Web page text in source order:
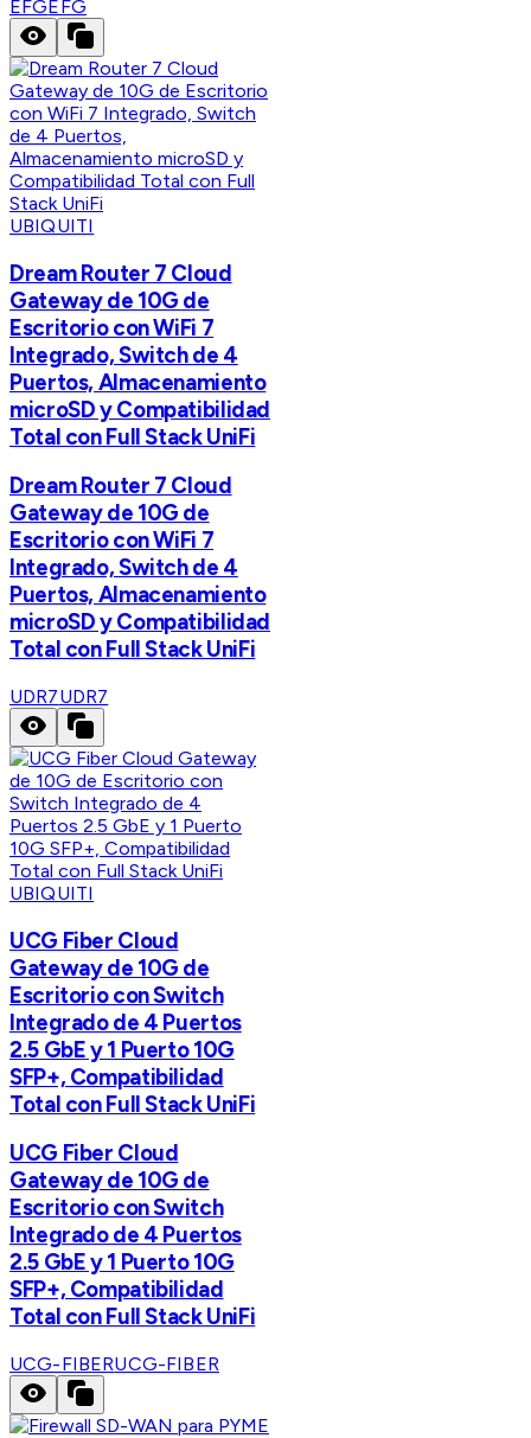
EFG EFG
UBIQUITI
Dream Router 7 Cloud
Gateway de 10G de
Escritorio con WiFi 7
Integrado, Switch de 4
Puertos, Almacenamiento
microSD y Compatibilidad
Total con Full Stack UniFi
Dream Router 7 Cloud
Gateway de 10G de
Escritorio con WiFi 7
Integrado, Switch de 4
Puertos, Almacenamiento
microSD y Compatibilidad
Total con Full Stack UniFi
UDR7UDR7
UBIQUITI
UCG Fiber Cloud
Gateway de 10G de
Escritorio con Switch
Integrado de 4 Puertos
2.5 GbE y 1 Puerto 10G
SFP+, Compatibilidad
Total con Full Stack UniFi
UCG Fiber Cloud
Gateway de 10G de
Escritorio con Switch
Integrado de 4 Puertos
2.5 GbE y 1 Puerto 10G
SFP+, Compatibilidad
Total con Full Stack UniFi
UCG-FIBERUCG-FIBER